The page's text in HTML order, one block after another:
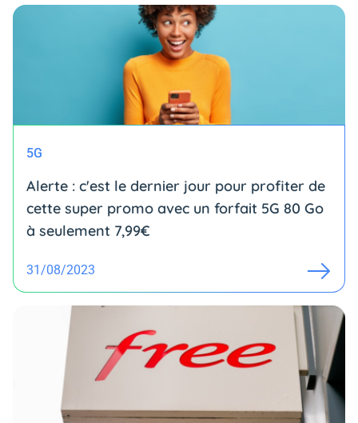
5G
Alerte : c'est le dernier jour pour profiter de
cette super promo avec un forfait 5G 80 Go
à seulement 7,99€
31/08/2023